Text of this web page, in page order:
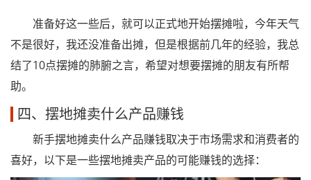
准备好这一些后，就可以正式地开始摆摊啦，今年天气
不是很好，我还没准备出摊，但是根据前几年的经验，我总
结了10点摆摊的肺腑之言，希望对想要摆摊的朋友有所帮
助。
四、摆地摊卖什么产品赚钱
新手摆地摊卖什么产品赚钱取决于市场需求和消费者的
喜好，以下是一些摆地摊卖产品的可能赚钱的选择：